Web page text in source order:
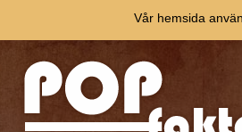
Vår hemsida